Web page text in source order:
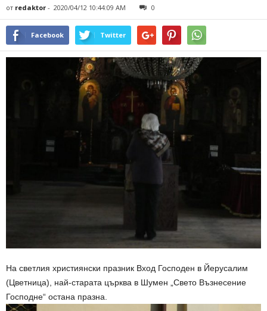
от redaktor - 2020/04/12 10:44:09 AM 0
Facebook Twitter
На светлия християнски празник Вход Господен в Йерусалим
(Цветница), най-старата църква в Шумен „Свето Възнесение
Господне“ остана празна.